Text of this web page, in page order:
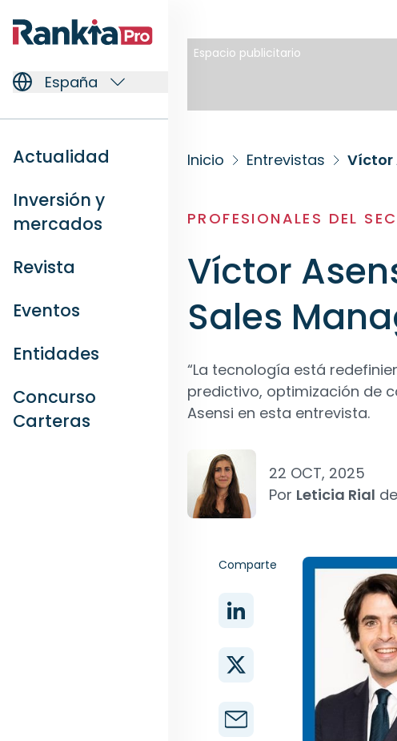
España
Actualidad
Inversión y
mercados
Revista
Eventos
Entidades
Concurso
Carteras
Espacio publicitario
Inicio Entrevistas Víctor
PROFESIONALES DEL
Víctor
Sales
“La tecnología está
predictivo, optimización de
Asensi en esta entrevista.
22 OCT, 2025
Por Leticia Rial de
Comparte